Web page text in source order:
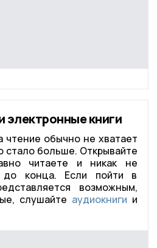
электронные книги
чтение обычно не хватает
стало больше. Открывайте
читаете и никак не
до конца. Если пойти в
возможным,
слушайте аудиокниги и